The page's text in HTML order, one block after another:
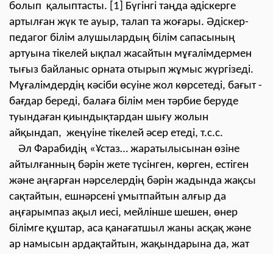
болып қалыптасты. [1] Бүгінгі таңда әдіскерге
артылған жүк те ауыр, талап та жоғары. Әдіскер-
педагог білім алушылардың білім сапасының
артуына тікелей ықпал жасайтын мұғалімдермен
тығыз байланыс орната отырып жұмыс жүргізеді.
Мұғалімдердің кәсіби өсуіне жол көрсетеді, бағыт -
бағдар береді, балаға білім мен тәрбие беруде
туындаған қиындықтардан шығу жолын
айқындап, жеңуіне тікелей әсер етеді, т.с.с.
Әл Фарабидің «Ұстаз… жаратылысынан өзіне
айтылғанның бәрін жете түсінген, көрген, естіген
және аңғарған нәрселердің бәрін жадында жақсы
сақтайтын, ешнәрсені ұмытпайтын алғыр да
аңғарымпаз ақыл иесі, мейлінше шешен, өнер
білімге құштар, аса қанағатшыл жаны асқақ және
ар намысын ардақтайтын, жақындарына да, жат